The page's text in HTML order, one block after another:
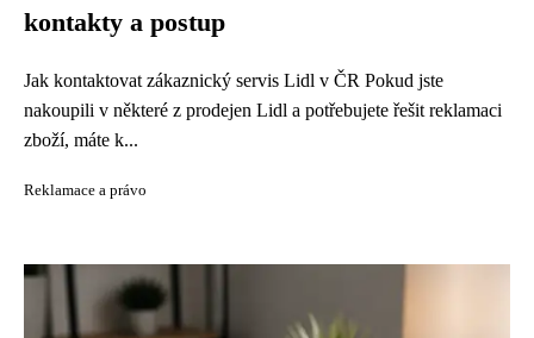
kontakty a postup
Jak kontaktovat zákaznický servis Lidl v ČR Pokud jste
nakoupili v některé z prodejen Lidl a potřebujete řešit reklamaci
zboží, máte k...
Reklamace a právo